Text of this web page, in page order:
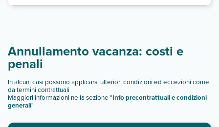
Annullamento vacanza: costi e
penali
In alcuni casi possono applicarsi ulteriori condizioni ed eccezioni come
da termini contrattuali
Maggiori informazioni nella sezione "Info precontrattuali e condizioni
generali"